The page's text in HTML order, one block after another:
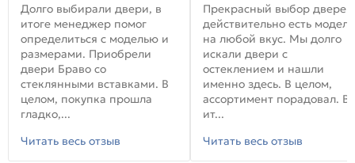
Долго выбирали двери, в
итоге менеджер помог
определиться с моделью и
размерами. Приобрели
двери Браво со
стеклянными вставками. В
целом, покупка прошла
гладко,...
Читать весь отзыв
Прекрасный выбор
действительно есть модели
на любой вкус. Мы долго
искали двери с
остеклением и нашли
именно здесь. В целом,
ассортимент порадовал. В
ит...
Читать весь отзыв